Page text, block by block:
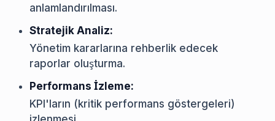
anlamlandırılması.
Stratejik Analiz:
Yönetim kararlarına rehberlik edecek
raporlar oluşturma.
Performans İzleme:
KPI'ların (kritik performans göstergeleri)